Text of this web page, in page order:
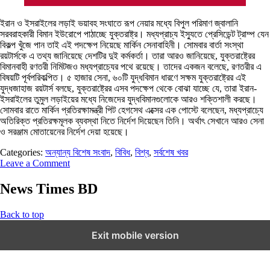
ইরান ও ইসরাইলের লড়াই ভয়াবহ সংঘাতে রূপ নেয়ার মধ্যে বিপুল পরিমাণ জ্বালানি
সরবরাহকারী বিমান ইউরোপে পাঠাচ্ছে যুক্তরাষ্ট্র। মধ্যপ্রাচ্য ইস্যুতে প্রেসিডেন্ট ট্রাম্প যেন
বিকল্প খুঁজে পান তাই এই পদক্ষেপ নিয়েছে মার্কিন সেনাবাহিনী। সোমবার বার্তা সংস্থা
রয়টার্সকে এ তথ্য জানিয়েছে দেশটির দুই কর্মকর্তা। তারা আরও জানিয়েছে, যুক্তরাষ্ট্রের
বিমানবাহী রণতরী নিমিটজও মধ্যপ্রাচ্যের পথে রয়েছে। তাদের একজন বলেছে, রণতরীর এ
বিষয়টি পূর্বপরিকল্পিত। ৫ হাজার সেনা, ৬০টি যুদ্ধবিমান ধারণে সক্ষম যুক্তরাষ্ট্রের এই
যুদ্ধজাহাজ রয়টার্স বলছে, যুক্তরাষ্ট্রের এসব পদক্ষেপ থেকে বোঝা যাচ্ছে যে, তারা ইরান-
ইসরাইলের তুমুল লড়াইয়ের মধ্যে নিজেদের যুদ্ধবিমানগুলোকে আরও শক্তিশালী করছে।
সোমবার রাতে মার্কিন প্রতিরক্ষামন্ত্রী পিট হেগসেথ এক্সের এক পোস্টে বলেছেন, মধ্যপ্রাচ্যে
অতিরিক্ত প্রতিরক্ষমূলক ব্যবস্থা নিতে নির্দেশ দিয়েছেন তিনি। অর্থাৎ সেখানে আরও সেনা
ও সরঞ্জাম মোতায়েনের নির্দেশ দেয়া হয়েছে।
Categories: অন্যান্য বিশেষ সংবাদ, বিবিধ, বিশ্ব, সর্বশেষ খবর
Leave a Comment
News Times BD
Back to top
Exit mobile version